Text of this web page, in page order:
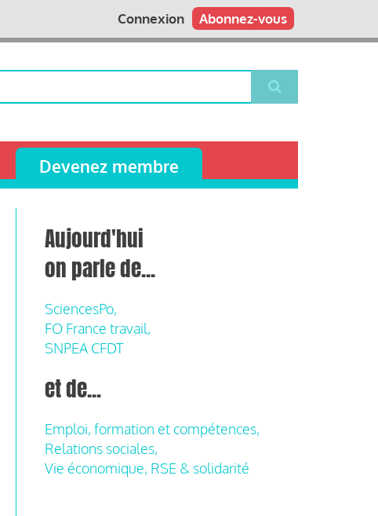
Abonnez-vous
Connexion
Devenez membre
Aujourd'hui
on parle de...
SciencesPo,
FO France travail,
SNPEA CFDT
et de...
Emploi, formation et compétences,
Relations sociales,
Vie économique, RSE & solidarité